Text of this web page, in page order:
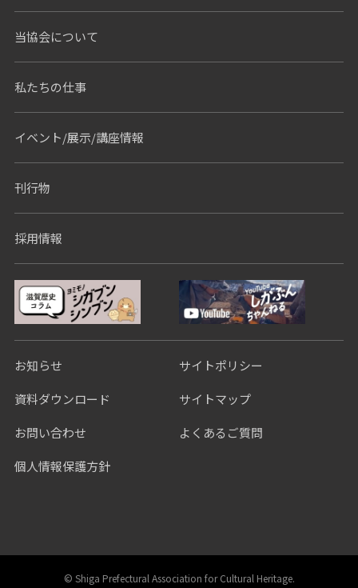
当協会について
私たちの仕事
イベント/展示/講座情報
刊行物
採用情報
お知らせ
サイトポリシー
資料ダウンロード
サイトマップ
お問い合わせ
よくあるご質問
個人情報保護方針
©︎ Shiga Prefectural Association for Cultural Heritage.